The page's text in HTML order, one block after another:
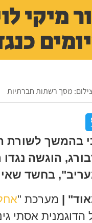
מיקי
צילום: מסך רשתות חברתיות
בהמשך לשורת
הוגשה
בחשד
| מערכת "
אסתי